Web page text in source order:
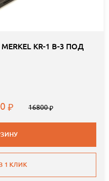
KR-1 B-3 ПОД
16800
1 КЛИК